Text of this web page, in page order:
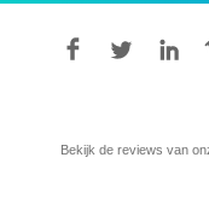
Bekijk de reviews van